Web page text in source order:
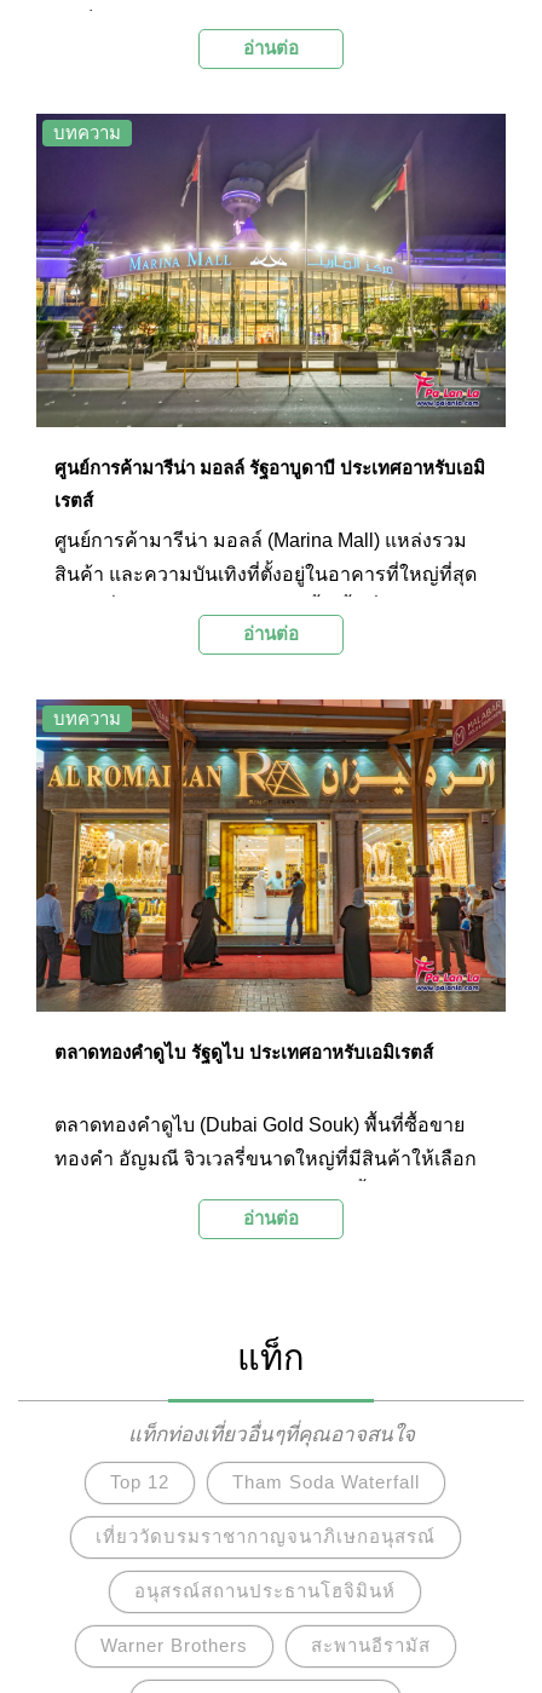
รารี่เป็นจุดขายหลัก โดยภายในมีทั้งโรงแรม เครื่อง
สวนสนุกมีจุดเด่นคือหลังคาสีแดงโค้งเว้าที่ได้รับแรง
บันดาลใจจากตัวถังของรถ Ferrari GT ซึ่งประดับด้วย
โลโก้เฟอร์รารี่ขนาดใหญ่ที่สุดในโลก
อ่านต่อ
บทความ
ศูนย์การค้ามารีน่า มอลล์ รัฐอาบูดาบี ประเทศอาหรับเอมิ
เรตส์
ศูนย์การค้ามารีน่า มอลล์ (Marina Mall) แหล่งรวม
สินค้า และความบันเทิงที่ตั้งอยู่ในอาคารที่ใหญ่ที่สุด
235,000 ตารางเมตร แบ่งเป็นโซนค้าปลีกที่มีสินค้า
และกิจกรรมน่าสนใจที่มีการนำเทคโนโลยีสมัยใหม่
มาใช้เพื่อสร้างความสะดวกสบายให้กับนักท่องเที่ยว
ที่อยู่ภายในศูนย์การค้ามารีน่า มอลล์มากที่สุด
อ่านต่อ
บทความ
ตลาดทองคำดูไบ รัฐดูไบ ประเทศอาหรับเอมิเรตส์
ตลาดทองคำดูไบ (Dubai Gold Souk) พื้นที่ซื้อขาย
ทองคำ อัญมณี จิวเวลรี่ขนาดใหญ่ที่มีสินค้าให้เลือก
เที่ยว และบรรดาผู้ประกอบการด้านค้าขายทองคำ
อ่านต่อ
แท็ก
แท็กท่องเที่ยวอื่นๆที่คุณอาจสนใจ
Top 12 Tham Soda Waterfall
เที่ยววัดบรมราชากาญจนาภิเษกอนุสรณ์
อนุสรณ์สถานประธานโฮจิมินห์
Warner Brothers สะพานอีรามัส